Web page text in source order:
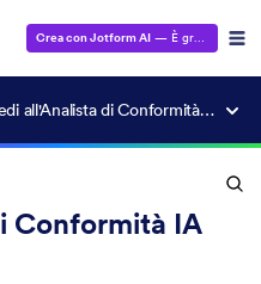
Crea con Jotform AI — È gratuito!
Chiedi all'Analista di Conformità IA
Conformità IA